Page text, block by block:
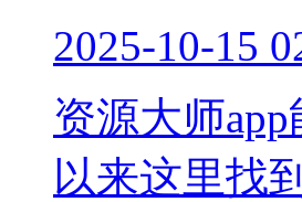
2025-10-15
资源大师
以来这里找